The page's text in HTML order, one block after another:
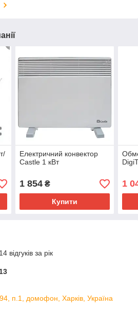
Електричний конвектор
Castle 1 кВт
1 854₴
Купити
1
відгуків за рік
п.1, домофон, Харків, Україна